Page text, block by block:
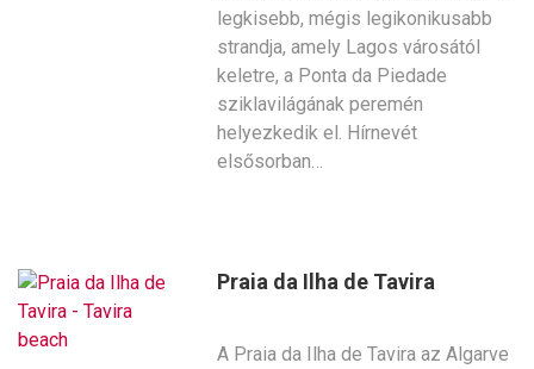
legkisebb, mégis legikonikusabb
strandja, amely Lagos városától
keletre, a Ponta da Piedade
sziklavilágának peremén
helyezkedik el. Hírnevét
elsősorban…
Praia da Ilha de Tavira
A Praia da Ilha de Tavira az Algarve